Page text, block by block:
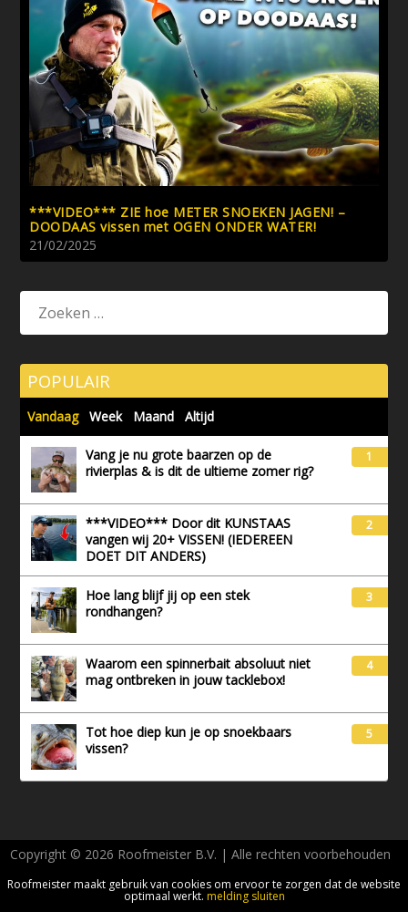
***VIDEO*** ZIE hoe METER SNOEKEN JAGEN! –
DOODAAS vissen met OGEN ONDER WATER!
21/02/2025
POPULAIR
Vandaag Week Maand Altijd
Vang je nu grote baarzen op de
rivierplas & is dit de ultieme zomer rig?
1
***VIDEO*** Door dit KUNSTAAS
vangen wij 20+ VISSEN! (IEDEREEN
DOET DIT ANDERS)
2
Hoe lang blijf jij op een stek
rondhangen?
3
Waarom een spinnerbait absoluut niet
mag ontbreken in jouw tacklebox!
4
Tot hoe diep kun je op snoekbaars
vissen?
5
Roofmeister maakt gebruik van cookies om ervoor te zorgen dat de website
optimaal werkt. melding sluiten
Copyright © 2026 Roofmeister B.V. | Alle rechten voorbehouden
AVG - Privacy